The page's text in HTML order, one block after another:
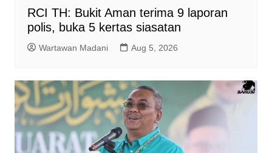
RCI TH: Bukit Aman terima 9 laporan
polis, buka 5 kertas siasatan
Wartawan Madani Aug 5, 2026